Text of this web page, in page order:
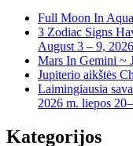
Full Moon In
3 Zodiac Signs
August 3 – 9, 2026
Mars In Gemini ~
Jupiterio aikštės
Laimingiausia
2026 m. liepos
Kategorijos